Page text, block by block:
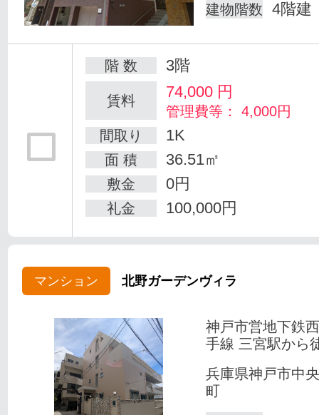
建物階数 4階建
階 数 3階
賃料 74,000 円
管理費等： 4,000円
間取り
1K
面 積 36.51㎡
敷金 0円
礼金 100,000円
マンション 北野ガーデンヴィラ
神戸市営地下鉄
手線 三宮駅から
兵庫県神戸市中
町